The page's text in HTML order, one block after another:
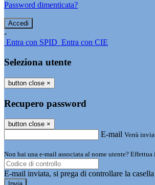
Password dimenticata?
-
Entra con SPID Entra con CIE
Seleziona utente
button close ×
Recupero password
button close ×
E-mail Verrà
Non hai una e-mail associata al nome utente?
E-mail inviata, si prega di controllare la